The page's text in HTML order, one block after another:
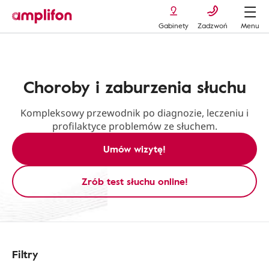
Gabinety Zadzwoń
Menu
Choroby i zaburzenia słuchu
Kompleksowy przewodnik po diagnozie, leczeniu i
profilaktyce problemów ze słuchem.
Umów wizytę!
Zrób test słuchu online!
Filtry